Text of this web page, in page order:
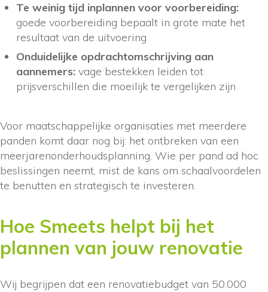
Te weinig tijd inplannen voor voorbereiding:
goede voorbereiding bepaalt in grote mate het
resultaat van de uitvoering
Onduidelijke opdrachtomschrijving aan
aannemers: vage bestekken leiden tot
prijsverschillen die moeilijk te vergelijken zijn
Voor maatschappelijke organisaties met meerdere
panden komt daar nog bij: het ontbreken van een
meerjarenonderhoudsplanning. Wie per pand ad hoc
beslissingen neemt, mist de kans om schaalvoordelen
te benutten en strategisch te investeren.
Hoe Smeets helpt bij het
plannen van jouw renovatie
Wij begrijpen dat een renovatiebudget van 50.000